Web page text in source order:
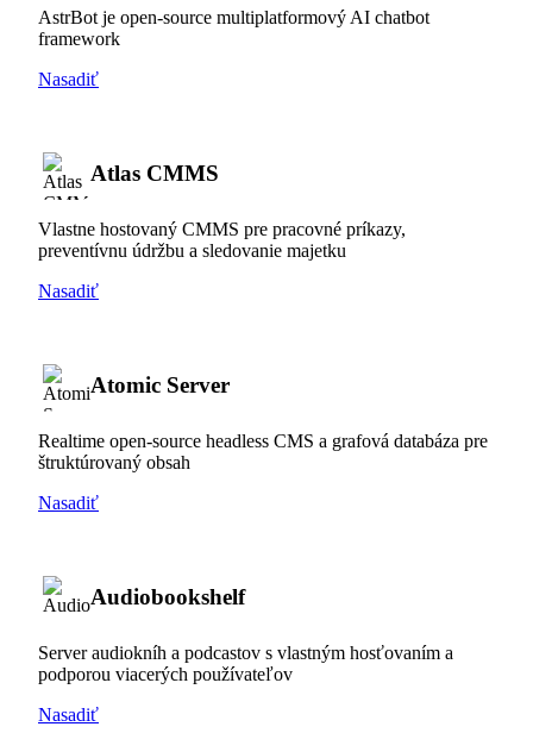
AstrBot je open-source multiplatformový AI chatbot
framework
Nasadiť
Atlas CMMS
Vlastne hostovaný CMMS pre pracovné príkazy,
preventívnu údržbu a sledovanie majetku
Nasadiť
Atomic Server
Realtime open-source headless CMS a grafová databáza pre
štruktúrovaný obsah
Nasadiť
Audiobookshelf
Server audiokníh a podcastov s vlastným hosťovaním a
podporou viacerých používateľov
Nasadiť